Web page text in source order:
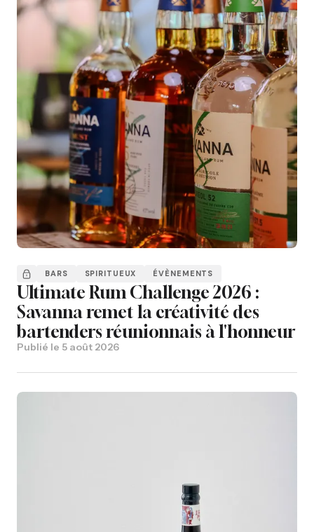
BARS SPIRITUEUX ÉVÈNEMENTS
Ultimate Rum Challenge 2026 :
Savanna remet la créativité des
bartenders réunionnais à l'honneur
Publié le 5 août 2026